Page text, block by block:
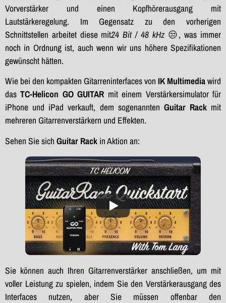
Vorverstärker und einen Kopfhörerausgang mit
Lautstärkeregelung. Im Gegensatz zu den vorherigen
Schnittstellen arbeitet diese mit24 Bit / 48 kHz😒, was immer
noch in Ordnung ist, auch wenn wir uns höhere Spezifikationen
gewünscht hätten.
Wie bei den kompakten Gitarreninterfaces von IK Multimediawird
dasTC-Helicon GO GUITAR mit einem Verstärkersimulator für
iPhone und iPad verkauft, dem sogenannten Guitar Rackmit
mehreren Gitarrenverstärkern und Effekten.
Sehen Sie sich Guitar Rack in Aktion an:
Sie können auch Ihren Gitarrenverstärker anschließen, um mit
voller Leistung zu spielen, indem Sie den Verstärkerausgang des
Interfaces nutzen, aber Sie müssen offenbar den